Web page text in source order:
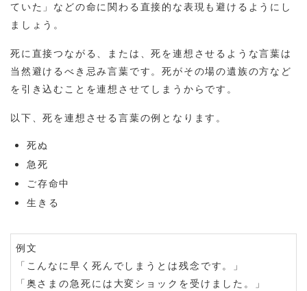
ていた」などの命に関わる直接的な表現も避けるようにし
ましょう。
死に直接つながる、または、死を連想させるような言葉は
当然避けるべき忌み言葉です。死がその場の遺族の方など
を引き込むことを連想させてしまうからです。
以下、死を連想させる言葉の例となります。
死ぬ
急死
ご存命中
生きる
例文
「こんなに早く死んでしまうとは残念です。」
「奥さまの急死には大変ショックを受けました。」